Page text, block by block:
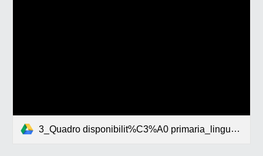
3_Quadro disponibilit%C3%A0 primaria_lingua tedesca2024-2025.pdf